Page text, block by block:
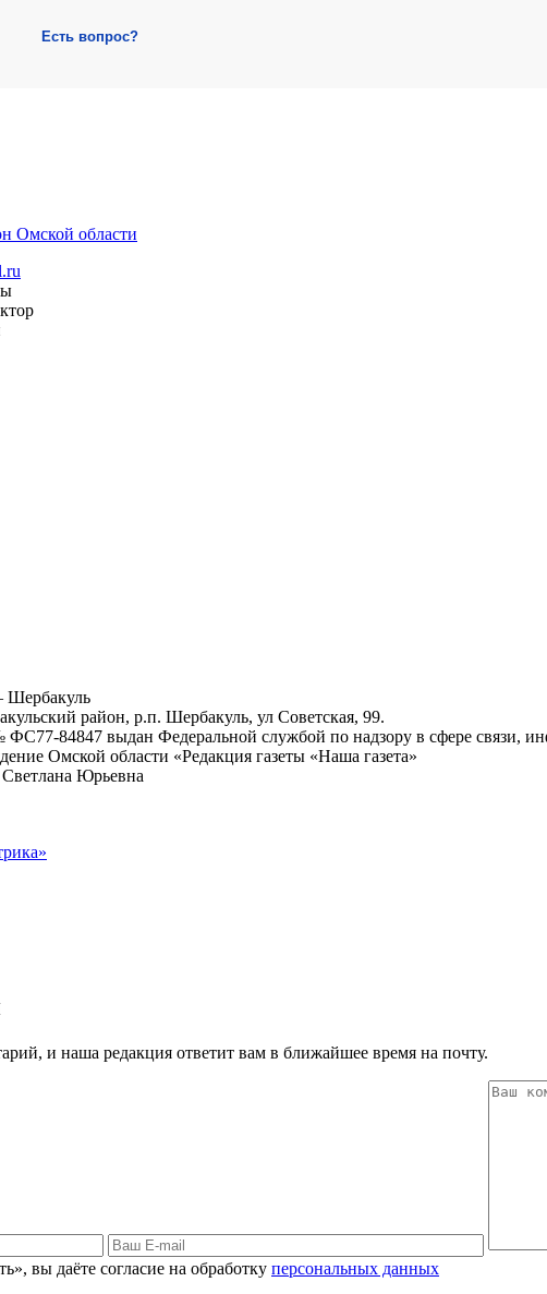
Есть вопрос?
Шербакуль
район, р.п. Шербакуль, ул Советская, 99.
84847 выдан Федеральной службой по надзору в сфере связи,
Омской области «Редакция газеты «Наша газета»
Юрьевна
и наша редакция ответит вам в ближайшее время на почту.
вы даёте согласие на обработку персональных данных